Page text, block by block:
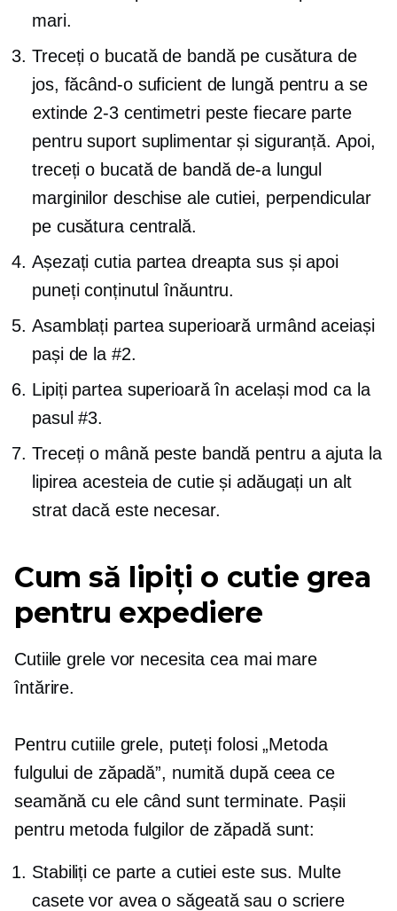
mari.
Treceți o bucată de bandă pe cusătura de
jos, făcând-o suficient de lungă pentru a se
extinde 2-3centimetri peste fiecare parte
pentru suport suplimentar și siguranță. Apoi,
treceți o bucată de bandă de-a lungul
marginilor deschise ale cutiei, perpendicular
pe cusătura centrală.
Așezați cutia partea dreapta sus și apoi
puneți conținutul înăuntru.
Asamblați partea superioară urmând aceiași
pași de la #2.
Lipiți partea superioară în același mod ca la
pasul #3.
Treceți o mână peste bandă pentru a ajuta la
lipirea acesteia de cutie și adăugați un alt
strat dacă este necesar.
Cum să lipiți o cutie grea
pentru expediere
Cutiile grele vor necesita cea mai mare
întărire.
Pentru cutiile grele, puteți folosi „Metoda
fulgului de zăpadă”, numită după ceea ce
seamănă cu ele când sunt terminate. Pașii
pentru metoda fulgilor de zăpadă sunt:
Stabiliți ce parte a cutiei este sus. Multe
casete vor avea o săgeată sau o scriere